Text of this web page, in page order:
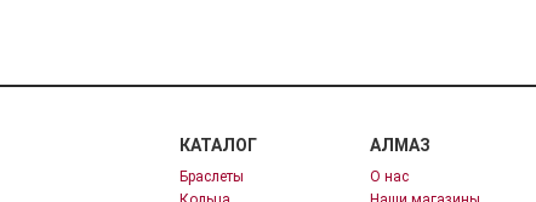
КАТАЛОГ
Браслеты
АЛМАЗ
О нас